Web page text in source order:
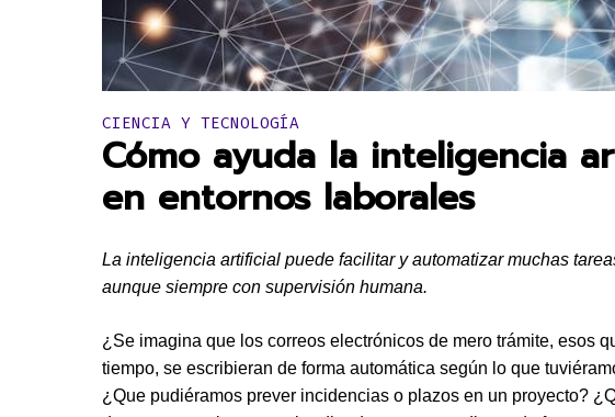
Publicado en:
CIENCIA Y TECNOLOGÍA
Cómo ayuda la inteligencia
en entornos laborales
La inteligencia artificial puede facilitar y automatizar muchas
aunque siempre con supervisión humana.
¿Se imagina que los correos electrónicos de mero trámite, esos
tiempo, se escribieran de forma automática según lo que
¿Que pudiéramos prever incidencias o plazos en un proyecto?